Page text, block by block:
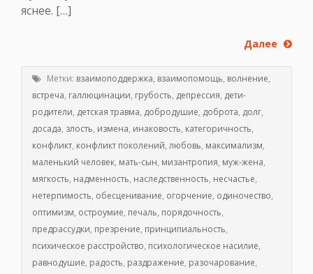
яснее. […]
Далее
Метки: взаимоподдержка, взаимопомощь, волнение,
встреча, галлюцинации, грубость, депрессия, дети-
родители, детская травма, добродушие, доброта, долг,
досада, злость, измена, инаковость, категоричность,
конфликт, конфликт поколений, любовь, максимализм,
маленький человек, мать-сын, мизантропия, муж-жена,
мягкость, надменность, наследственность, несчастье,
нетерпимость, обесценивание, огорчение, одиночество,
оптимизм, остроумие, печаль, порядочность,
предрассудки, презрение, принципиальность,
психическое расстройство, психологическое насилие,
равнодушие, радость, раздражение, разочарование,